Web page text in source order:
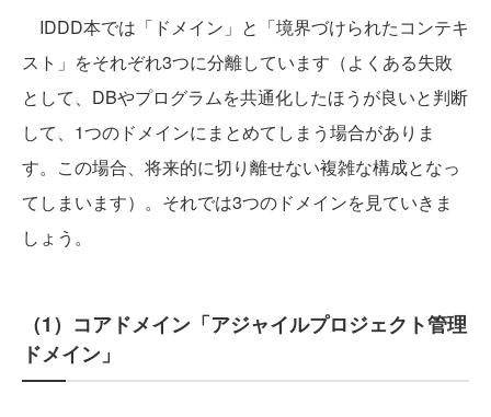
IDDD本では「ドメイン」と「境界づけられたコンテキ
スト」をそれぞれ3つに分離しています（よくある失敗
として、DBやプログラムを共通化したほうが良いと判断
して、1つのドメインにまとめてしまう場合がありま
す。この場合、将来的に切り離せない複雑な構成となっ
てしまいます）。それでは3つのドメインを見ていきま
しょう。
（1）コアドメイン「アジャイルプロジェクト管理
ドメイン」